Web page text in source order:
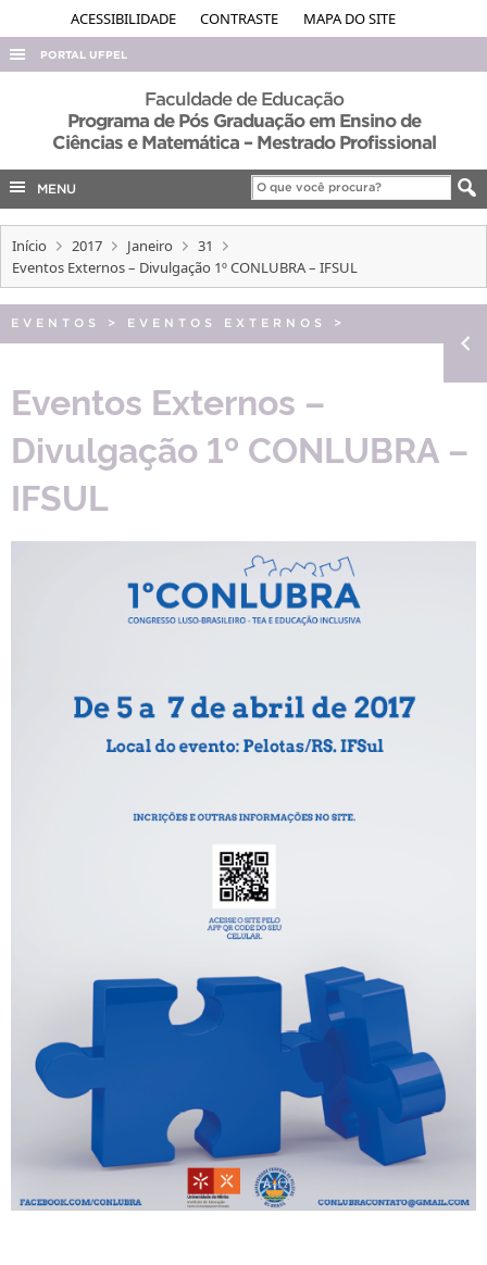
ACESSIBILIDADE CONTRASTE MAPA DO SITE
PORTAL UFPEL
ACESSO À INFORMAÇÃO
AUDITORIA
EDITAIS
INTERNACIONAL
Faculdade de Educação
Programa de Pós Graduação em Ensino de
Ciências e Matemática – Mestrado Profissional
MENU
Início 2017 Janeiro
31
Eventos Externos – Divulgação 1º CONLUBRA – IFSUL
EVENTOS > EVENTOS EXTERNOS >
Eventos Externos –
Divulgação 1º CONLUBRA –
IFSUL